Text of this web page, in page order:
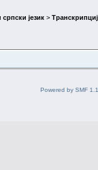
српски језик >
Powered by SMF